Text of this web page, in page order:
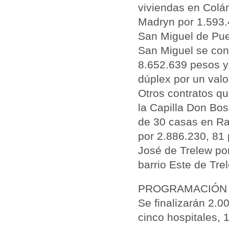
viviendas en
Madryn por
San Miguel de
San Miguel se
8.652.639 pesos
dúplex por un
Otros contratos
la Capilla Don
de 30 casas en
por 2.886.230,
José de Trelew
barrio Este de
Se finalizarán
cinco hospitales,